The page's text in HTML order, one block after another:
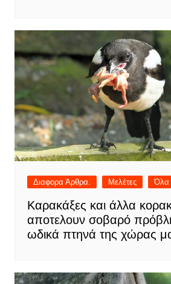
Διαφορα Άρθρα. Μελέτες Όλα
Καρακάξες και άλλα
αποτελουν σοβαρό
ωδικά πτηνά της χώρας